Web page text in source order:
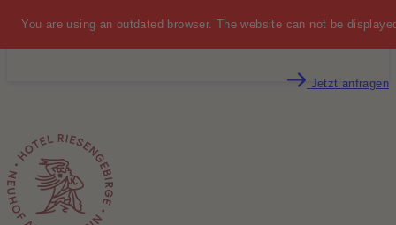
MENÜ
Jetzt anfragen
You are using an outdated browser. The website can not be